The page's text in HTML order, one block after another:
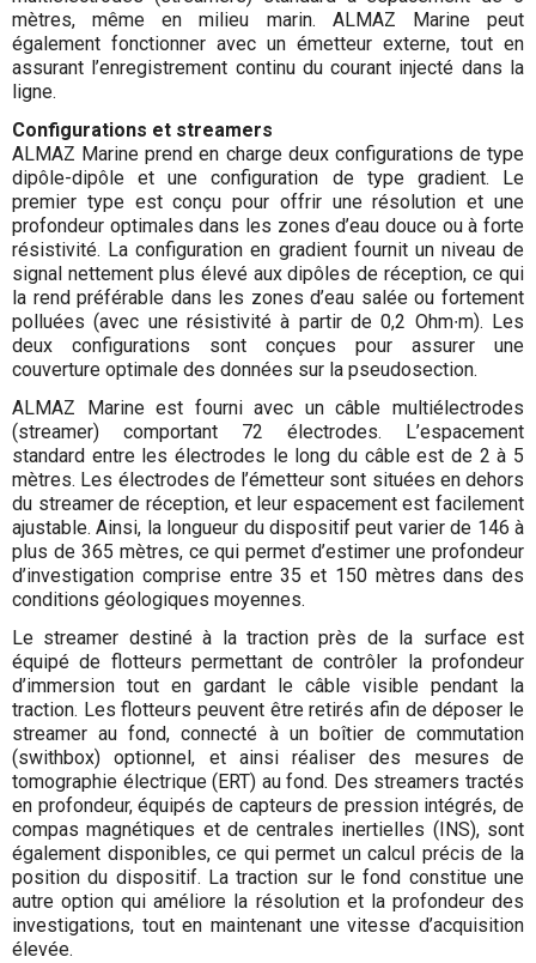
mètres, même en milieu marin. ALMAZ Marine peut
également fonctionner avec un émetteur externe, tout en
assurant l’enregistrement continu du courant injecté dans la
ligne.
Configurations et streamers
ALMAZ Marine prend en charge deux configurations de type
dipôle-dipôle et une configuration de type gradient. Le
premier type est conçu pour offrir une résolution et une
profondeur optimales dans les zones d’eau douce ou à forte
résistivité. La configuration en gradient fournit un niveau de
signal nettement plus élevé aux dipôles de réception, ce qui
la rend préférable dans les zones d’eau salée ou fortement
polluées (avec une résistivité à partir de 0,2 Ohm∙m). Les
deux configurations sont conçues pour assurer une
couverture optimale des données sur la pseudosection.
ALMAZ Marine est fourni avec un câble multiélectrodes
(streamer) comportant 72 électrodes. L’espacement
standard entre les électrodes le long du câble est de 2 à 5
mètres. Les électrodes de l’émetteur sont situées en dehors
du streamer de réception, et leur espacement est facilement
ajustable. Ainsi, la longueur du dispositif peut varier de 146 à
plus de 365 mètres, ce qui permet d’estimer une profondeur
d’investigation comprise entre 35 et 150 mètres dans des
conditions géologiques moyennes.
Le streamer destiné à la traction près de la surface est
équipé de flotteurs permettant de contrôler la profondeur
d’immersion tout en gardant le câble visible pendant la
traction. Les flotteurs peuvent être retirés afin de déposer le
streamer au fond, connecté à un boîtier de commutation
(swithbox) optionnel, et ainsi réaliser des mesures de
tomographie électrique (ERT) au fond. Des streamers tractés
en profondeur, équipés de capteurs de pression intégrés, de
compas magnétiques et de centrales inertielles (INS), sont
également disponibles, ce qui permet un calcul précis de la
position du dispositif. La traction sur le fond constitue une
autre option qui améliore la résolution et la profondeur des
investigations, tout en maintenant une vitesse d’acquisition
élevée.